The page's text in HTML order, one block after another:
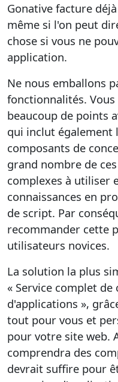
Gonative facture
même si l'on peut
chose si vous ne
application.
Ne nous emballons
fonctionnalités.
beaucoup de points
qui inclut également
composants de
grand nombre de
complexes à utiliser
connaissances en
de script. Par
recommander cette
utilisateurs novices.
La solution la plus
« Service complet
d'applications »,
tout pour vous et
pour votre site web.
comprendra des
devrait suffire pour